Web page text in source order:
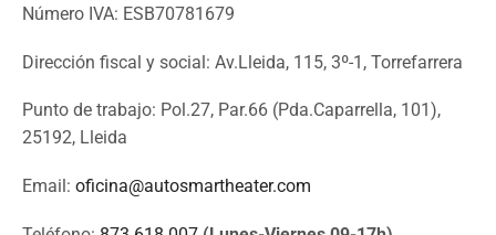
Número IVA: ESB70781679
Dirección fiscal y social: Av.Lleida, 115, 3º-1, Torrefarrera
Punto de trabajo: Pol.27, Par.66 (Pda.Caparrella, 101),
25192, Lleida
Email: oficina@autosmartheater.com